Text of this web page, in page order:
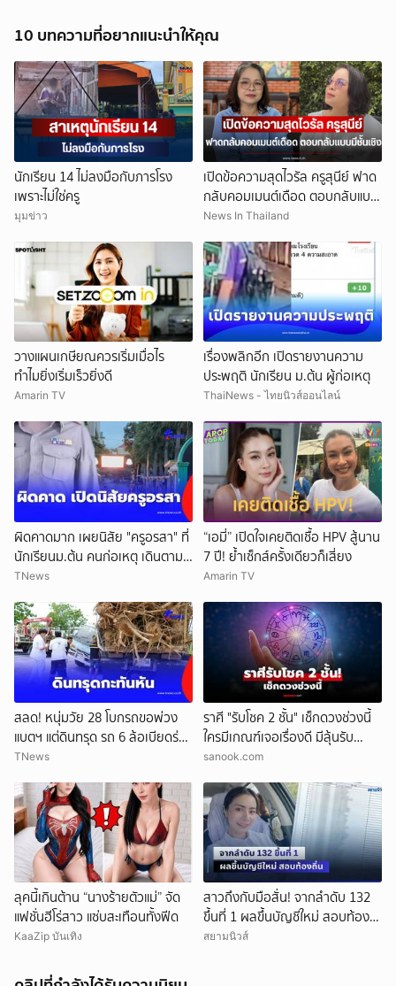
10 บทความที่อยากแนะนำให้คุณ
นักเรียน 14 ไม่ลงมือกับภารโรง
เพราะไม่ใช่ครู
มุมข่าว
เปิดข้อความสุดไวรัล ครูสุนีย์ ฟาด
กลับคอมเมนต์เดือด ตอบกลับแบบ
มีชั้นเชิง
News In Thailand
วางแผนเกษียณควรเริ่มเมื่อไร
ทำไมยิ่งเริ่มเร็วยิ่งดี
Amarin TV
เรื่องพลิกอีก เปิดรายงานความ
ประพฤติ นักเรียน ม.ต้น ผู้ก่อเหตุ
ThaiNews - ไทยนิวส์ออนไลน์
ผิดคาดมาก เผยนิสัย "ครูอรสา" ที่
นักเรียนม.ต้น คนก่อเหตุ เดินตาม
หา
TNews
“เอมี่” เปิดใจเคยติดเชื้อ HPV สู้นาน
7 ปี! ย้ำเซ็กส์ครั้งเดียวก็เสี่ยง
Amarin TV
สลด! หนุ่มวัย 28 โบกรถขอพ่วง
แบตฯ แต่ดินทรุด รถ 6 ล้อเบียดร่าง
ดับ
TNews
ราศี "รับโชค 2 ชั้น" เช็กดวงช่วงนี้
ใครมีเกณฑ์เจอเรื่องดี มีลุ้นรับ
ความปัง
sanook.com
ลุคนี้เกินต้าน “นางร้ายตัวแม่” จัด
แฟชั่นฮีโร่สาว แซ่บสะเทือนทั้งฟีด
KaaZip บันเทิง
สาวถึงกับมือสั่น! จากลำดับ 132
ขึ้นที่ 1 ผลขึ้นบัญชีใหม่ สอบท้อง
ถิ่น
สยามนิวส์